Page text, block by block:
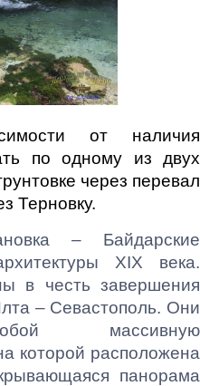
от наличия
по одному из двух
через перевал
Терновку.
– Байдарские
XIX века.
в честь завершения
– Севастополь. Они
массивную
которой расположена
панорама